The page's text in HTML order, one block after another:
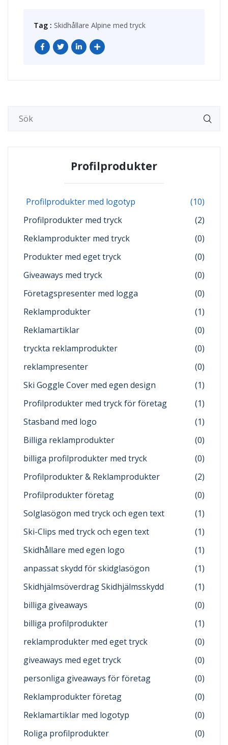
Tag : Skidhållare Alpine med tryck
Profilprodukter
Profilprodukter med logotyp
(10)
Profilprodukter med tryck
(2)
Reklamprodukter med tryck
(0)
Produkter med eget tryck
(0)
Giveaways med tryck
(0)
Företagspresenter med logga
(0)
Reklamprodukter
(1)
Reklamartiklar
(0)
tryckta reklamprodukter
(0)
reklampresenter
(0)
Ski Goggle Cover med egen design
(1)
Profilprodukter med tryck för företag
(1)
Stasband med logo
(1)
Billiga reklamprodukter
(0)
billiga profilprodukter med tryck
(0)
Profilprodukter & Reklamprodukter
(2)
Profilprodukter företag
(0)
Solglasögon med tryck och egen text
(1)
Ski-Clips med tryck och egen text
(1)
Skidhållare med egen logo
(1)
anpassat skydd för skidglasögon
(1)
Skidhjälmsöverdrag Skidhjälmsskydd
(1)
billiga giveaways
(0)
billiga profilprodukter
(1)
reklamprodukter med eget tryck
(0)
giveaways med eget tryck
(0)
personliga giveaways för företag
(0)
Reklamprodukter företag
(0)
Reklamartiklar med logotyp
(0)
Roliga profilprodukter
(0)